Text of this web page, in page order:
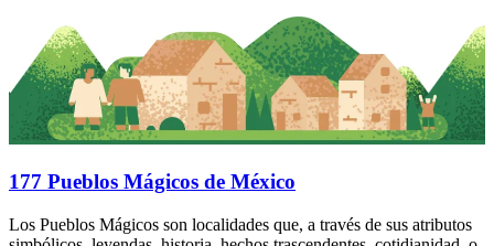
177 Pueblos Mágicos de México
Los Pueblos Mágicos son localidades que, a través de sus atributos